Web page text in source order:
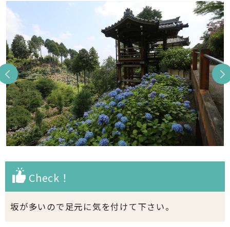
Check！
坂が多いので足元に気を付けて下さい。